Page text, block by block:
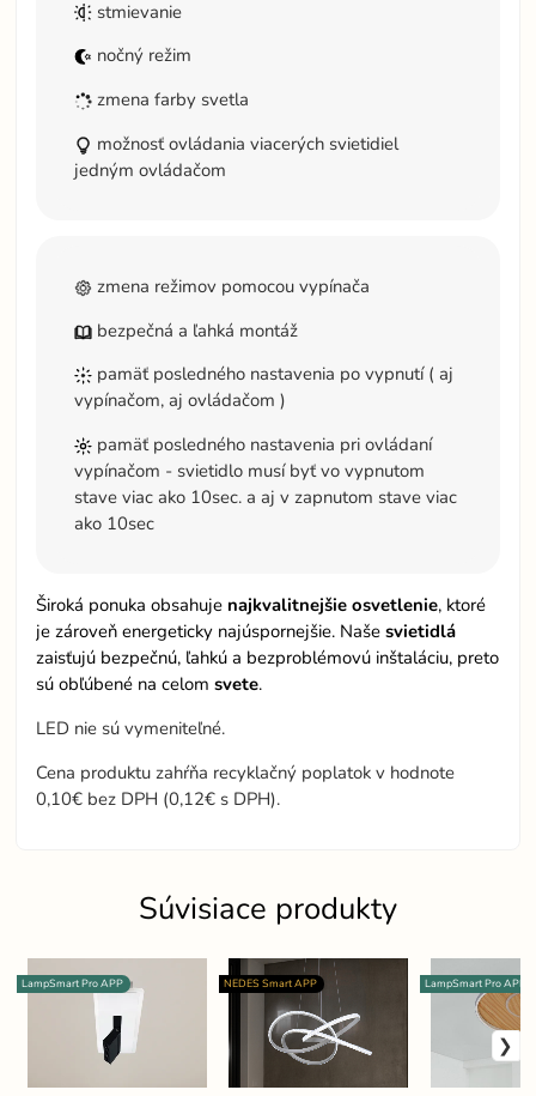
stmievanie
nočný režim
zmena farby svetla
možnosť ovládania viacerých svietidiel
jedným ovládačom
zmena režimov pomocou vypínača
bezpečná a ľahká montáž
pamäť posledného nastavenia po vypnutí ( aj
vypínačom, aj ovládačom )
pamäť posledného nastavenia pri ovládaní
vypínačom - svietidlo musí byť vo vypnutom
stave viac ako 10sec. a aj v zapnutom stave viac
ako 10sec
Široká ponuka obsahuje najkvalitnejšie osvetlenie, ktoré
je zároveň energeticky najúspornejšie. Našesvietidlá
zaisťujú bezpečnú, ľahkú a bezproblémovú inštaláciu, preto
sú obľúbené na celomsvete.
LED nie sú vymeniteľné.
Cena produktu zahŕňa recyklačný poplatok v hodnote
0,10€ bez DPH (0,12€ s DPH).
Súvisiace produkty
LampSmart Pro APP NEDES Smart APP LampSmart Pro APP